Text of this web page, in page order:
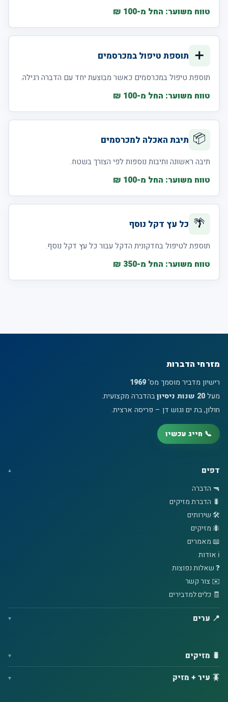
טווח משוער: החל מ-100 ₪
➕ תוספת טיפול במכרסמים
תוספת טיפול במכרסמים כאשר מבוצעת יחד עם הדברה רגילה.
טווח משוער: החל מ-100 ₪
📦 תיבת האכלה למכרסמים
תיבה ראשונה ותיבות נוספות לפי הצורך בשטח.
טווח משוער: החל מ-100 ₪
🌴 כל עץ דקל נוסף
תוספת לטיפול בחדקונית הדקל עבור כל עץ דקל נוסף.
טווח משוער: החל מ-350 ₪
מזרחי הדברות
רישיון מדביר מוסמך מס'1969
מעל20 שנות ניסיון
בהדברה מקצועית.
חולון, בת ים וגוש דן – פריסה ארצית.
📞 חייג עכשיו
דפים
🔫 הדברה
🐛 הדברת מזיקים
🛠️ שירותים
🐜 מזיקים
📖 מאמרים
ℹ️ אודות
❓ שאלות נפוצות
✉️ צור קשר
🧾 כלים למדבירים
📍 ערים
🐛 מזיקים
🪳 עיר + מזיק